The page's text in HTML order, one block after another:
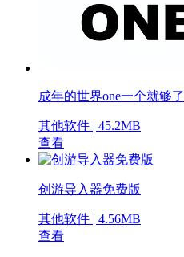
成年的世界one一个就够了
其他软件 | 45.2MB
查看
创游导入器免费版
其他软件 | 4.56MB
查看